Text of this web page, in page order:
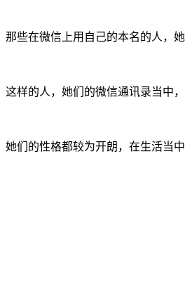
那些在微信上用自己的本名的人，
这样的人，她们的微信通讯录当中
她们的性格都较为开朗，在生活当